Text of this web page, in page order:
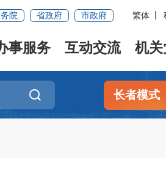
院 省政府 市政府 繁体
事服务 互动交流 机
长者模式